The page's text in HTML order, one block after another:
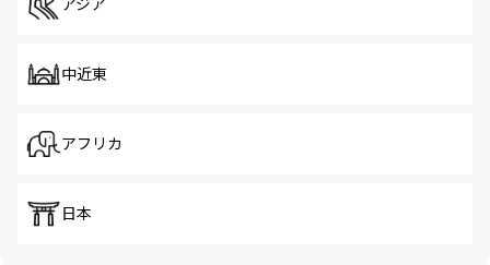
アジア
中近東
アフリカ
日本